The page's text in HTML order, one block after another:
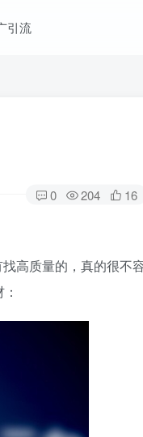
引流
0 204 16
高质量的，真的很不